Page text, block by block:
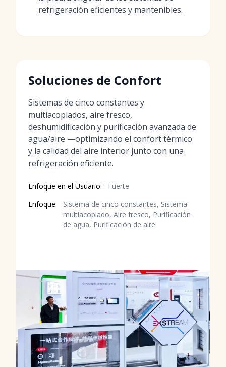
refrigeración eficientes y mantenibles.
Soluciones de Confort
Sistemas de cinco constantes y
multiacoplados, aire fresco,
deshumidificación y purificación avanzada de
agua/aire —optimizando el confort térmico
y la calidad del aire interior junto con una
refrigeración eficiente.
Enfoque en el Usuario:
Fuerte
Enfoque:
Sistema de cinco constantes, Sistema
multiacoplado, Aire fresco, Purificación
de agua, Purificación de aire